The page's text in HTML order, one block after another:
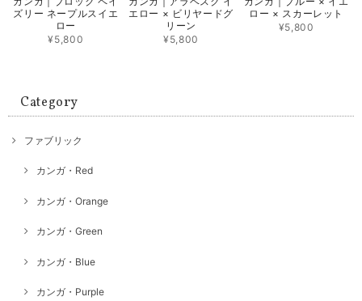
ズリー ネープルスイエ
ロー
¥5,800
エロー × ビリヤードグ
リーン
¥5,800
ロー × スカーレット
¥5,800
Category
ファブリック
カンガ・Red
カンガ・Orange
カンガ・Green
カンガ・Blue
カンガ・Purple